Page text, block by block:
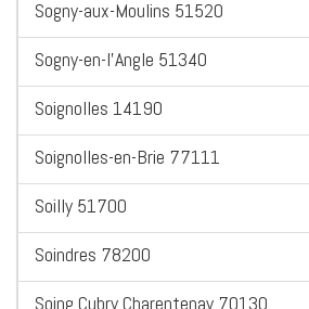
Sogny-aux-Moulins 51520
Sogny-en-l'Angle 51340
Soignolles 14190
Soignolles-en-Brie 77111
Soilly 51700
Soindres 78200
Soing Cubry Charentenay 70130